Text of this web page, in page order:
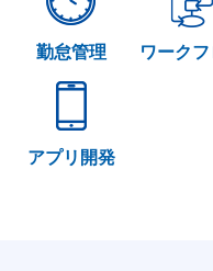
勤怠管理 ワーク
アプリ開発